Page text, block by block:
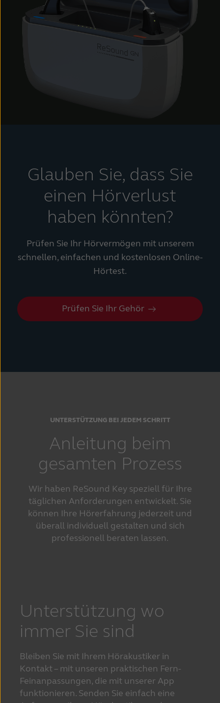
Glauben Sie, dass Sie
einen Hörverlust
haben könnten?
Prüfen Sie Ihr Hörvermögen mit unserem
schnellen, einfachen und kostenlosen Online-
Hörtest.
Prüfen Sie Ihr Gehör
UNTERSTÜTZUNG BEI JEDEM SCHRITT
Anleitung beim
gesamten Prozess
Wir haben ReSound Key speziell für Ihre
täglichen Anforderungen entwickelt. Sie
können Ihre Hörerfahrung jederzeit und
überall individuell gestalten und sich
professionell beraten lassen.
Unterstützung wo
immer Sie sind
Bleiben Sie mit Ihrem Hörakustiker in
Kontakt – mit unseren praktischen Fern-
Feinanpassungen, die mit unserer App
funktionieren. Senden Sie einfach eine